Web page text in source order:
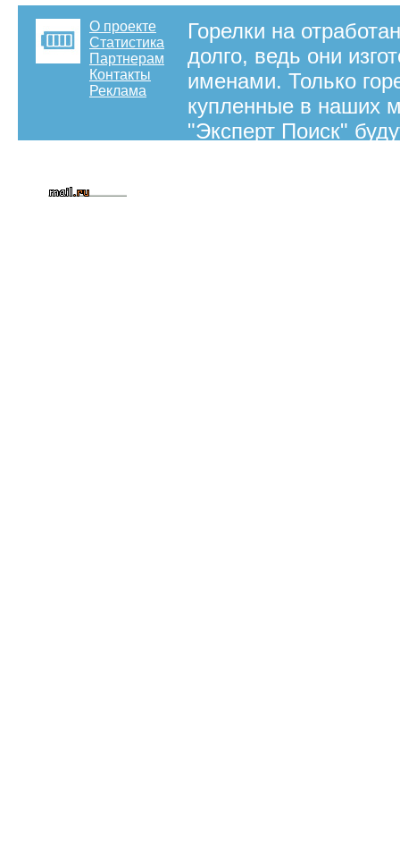
О проекте
Статистика
Партнерам
Контакты
Реклама
Горелки на
долго, ведь они
именами. Только
купленные в наших
"Эксперт Поиск"